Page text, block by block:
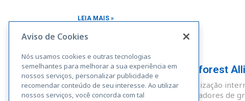
LEIA MAIS »
Adequação à Norma Rainforest
A Rainforest Alliance é uma organização
sustentáveis. Fazendas, administradores de
Aviso de Cookies
Nós usamos cookies e outras tecnologias
semelhantes para melhorar a sua experiência em
nossos serviços, personalizar publicidade e
recomendar conteúdo de seu interesse. Ao utilizar
nossos serviços, você concorda com tal